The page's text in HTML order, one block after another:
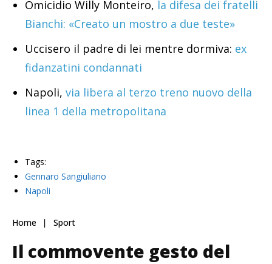
Omicidio Willy Monteiro, la difesa dei fratelli
Bianchi: «Creato un mostro a due teste»
Uccisero il padre di lei mentre dormiva: ex
fidanzatini condannati
Napoli, via libera al terzo treno nuovo della
linea 1 della metropolitana
Tags:
Gennaro Sangiuliano
Napoli
Home Sport
Il commovente gesto del